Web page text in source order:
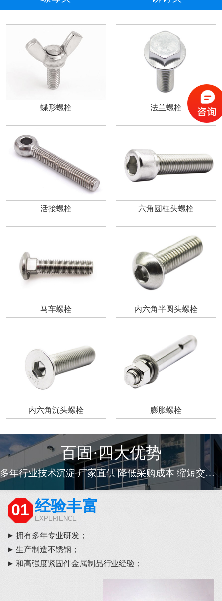
蝶形螺栓 法兰螺栓
活接螺栓 六角圆柱头螺栓
马车螺栓 内六角半圆头螺栓
内六角沉头螺栓 膨胀螺栓
百固·四大优势
多年行业技术沉淀 厂家直供 降低采购成本 缩短交货周期
01 经验丰富
EXPERIENCE
拥有多年专业研发；
生产制造不锈钢；
和高强度紧固件金属制品行业经验；